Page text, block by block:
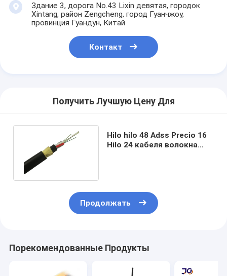
Здание 3, дорога No.43 Lixin девятая, городок
Xintang, район Zengcheng, город Гуанчжоу,
провинция Гуандун, Китай
Контакт
Получить Лучшую Цену Для
Hilo hilo 48 Adss Precio 16
Hilo 24 кабеля волокна
Продолжать
Порекомендованные Продукты